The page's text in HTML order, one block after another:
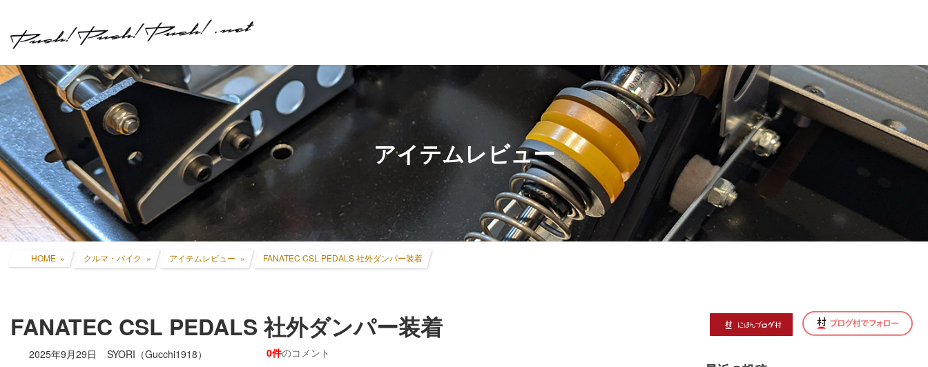
ツ
へ
ス
キ
ッ
プ
シ
ョ
ン
に
移
動
アイテムレビュー
HOME クルマ・バイク アイテムレビュー FANATEC CSL PEDALS 社外ダンパー装着
FANATEC CSL PEDALS 社外ダンパー装着
2025年9月29日 SYORI（Gucchi1918） 0件のコメント